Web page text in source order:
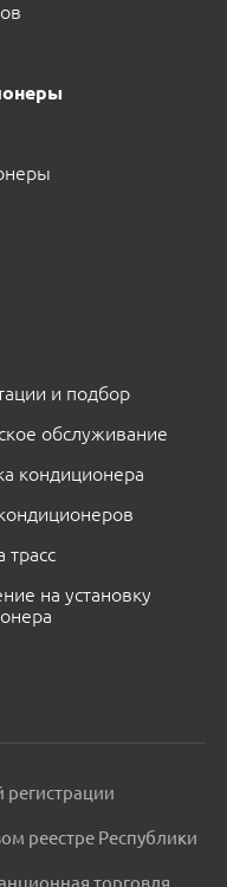
и подбор
обслуживание
кондиционера
трасс
на установку
регистрации
реестре Республики
торговля